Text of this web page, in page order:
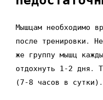
Мышцам необходимо
после тренировки․
же группу мышц
отдохнуть 1-2 дня․
(7-8 часов в сутки)․